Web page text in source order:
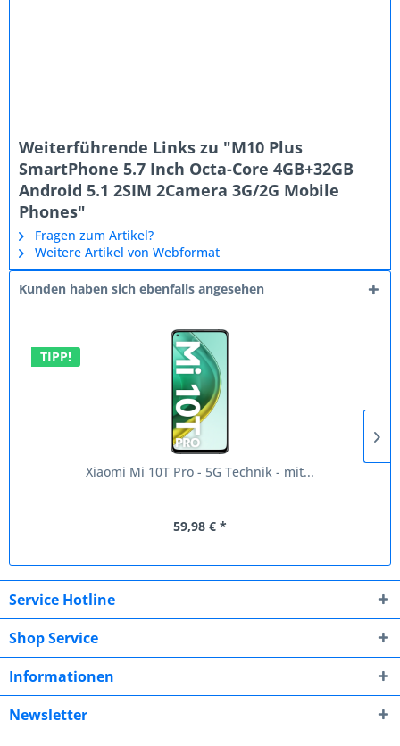
Weiterführende Links zu "M10 Plus
SmartPhone 5.7 Inch Octa-Core 4GB+32GB
Android 5.1 2SIM 2Camera 3G/2G Mobile
Phones"
Fragen zum Artikel?
Weitere Artikel von Webformat
Kunden haben sich ebenfalls angesehen
TIPP!
Xiaomi Mi 10T Pro - 5G Technik - mit...
59,98 € *
Service Hotline
Shop Service
Informationen
Newsletter